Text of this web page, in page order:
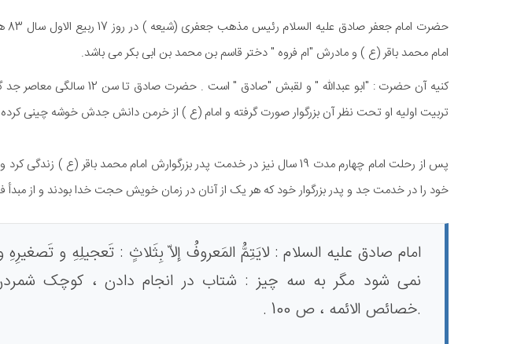
امام محمد باقر (ع ) و مادرش "ام فروه " دختر قاسم بن محمد بن ابى بکر مى باشد.
کنیه آن حضرت : "ابو عبدالله " و لقبش
تربیت اولیه او تحت نظر آن بزرگوار صورت گرفته و امام (ع ) از خرمن دانش جدش خوشه چینى
خود را در خدمت جد و پدر بزرگوار خود که هر یک از آنان در زمان خویش حجت خدا بودند و از
امام صادق علیه السلام : لایَتِمُّ المَعروفُ إلاّ بِثَلاثٍ : تَعجیلِهِ و
نمی شود مگر به سه چیز : شتاب در انجام دادن ، کوچک
.خصائص الائمه ، ص 100 .